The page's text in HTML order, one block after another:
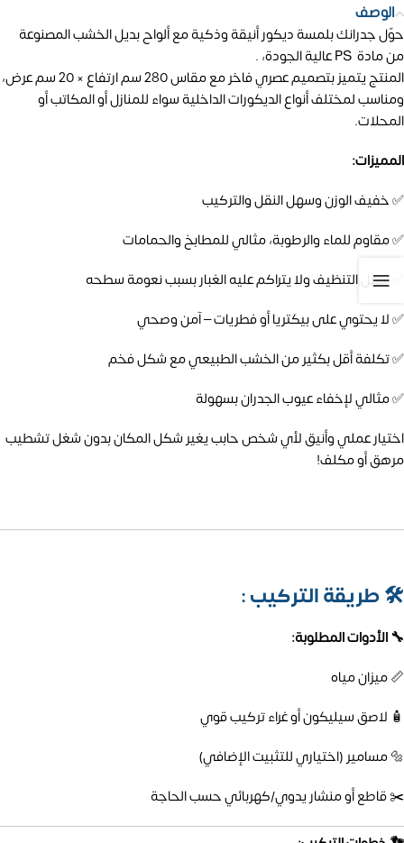
الوصف
حوّل جدرانك بلمسة ديكور أنيقة وذكية مع ألواح بديل الخشب المصنوعة
من مادة PS عالية الجودة، .
المنتج يتميز بتصميم عصري فاخر مع مقاس 280 سم ارتفاع × 20 سم عرض،
ومناسب لمختلف أنواع الديكورات الداخلية سواء للمنازل أو المكاتب أو
المحلات.
المميزات:
✅ خفيف الوزن وسهل النقل والتركيب
✅ مقاوم للماء والرطوبة، مثالي للمطابخ والحمامات
✅ سهل التنظيف ولا يتراكم عليه الغبار بسبب نعومة سطحه
✅ لا يحتوي على بيكتريا أو فطريات – آمن وصحي
✅ تكلفة أقل بكثير من الخشب الطبيعي مع شكل فخم
✅ مثالي لإخفاء عيوب الجدران بسهولة
اختيار عملي وأنيق لأي شخص حابب يغير شكل المكان بدون شغل تشطيب
مرهق أو مكلف!
🛠️طريقة التركيب :
🔧 الأدوات المطلوبة:
📏 ميزان مياه
🧴 لاصق سيليكون أو غراء تركيب قوي
🔩 مسامير (اختياري للتثبيت الإضافي)
✂️ قاطع أو منشار يدوي/كهربائي حسب الحاجة